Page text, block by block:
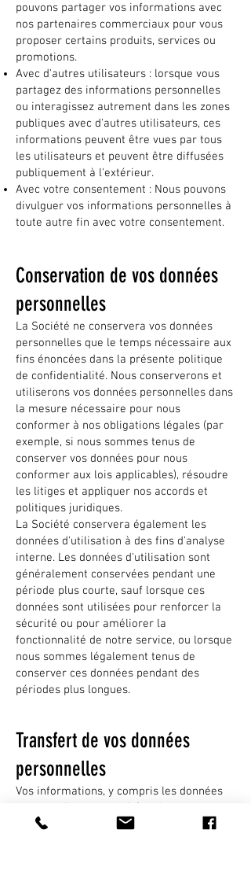
pouvons partager vos informations avec
nos partenaires commerciaux pour vous
proposer certains produits, services ou
promotions.
Avec d'autres utilisateurs : lorsque vous
partagez des informations personnelles
ou interagissez autrement dans les zones
publiques avec d'autres utilisateurs, ces
informations peuvent être vues par tous
les utilisateurs et peuvent être diffusées
publiquement à l'extérieur.
Avec votre consentement : Nous pouvons
divulguer vos informations personnelles à
toute autre fin avec votre consentement.
Conservation de vos données
personnelles
La Société ne conservera vos données
personnelles que le temps nécessaire aux
fins énoncées dans la présente politique
de confidentialité. Nous conserverons et
utiliserons vos données personnelles dans
la mesure nécessaire pour nous
conformer à nos obligations légales (par
exemple, si nous sommes tenus de
conserver vos données pour nous
conformer aux lois applicables), résoudre
les litiges et appliquer nos accords et
politiques juridiques.
La Société conservera également les
données d'utilisation à des fins d'analyse
interne. Les données d'utilisation sont
généralement conservées pendant une
période plus courte, sauf lorsque ces
données sont utilisées pour renforcer la
sécurité ou pour améliorer la
fonctionnalité de notre service, ou lorsque
nous sommes légalement tenus de
conserver ces données pendant des
périodes plus longues.
Transfert de vos données
personnelles
Vos informations, y compris les données
personnelles, sont traitées dans les
bureaux d'exploitation de la société et